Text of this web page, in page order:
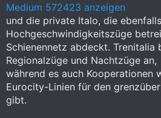
Medium 572423 anzeigen
und die private Italo, die ebenfalls
Hochgeschwindigkeitszüge
Schienennetz abdeckt. Trenitalia
Regionalzüge und Nachtzüge an,
während es auch Kooperationen
Eurocity-Linien für den
gibt.